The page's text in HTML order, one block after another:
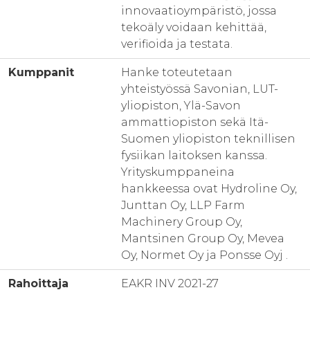
innovaatioympäristö, jossa
tekoäly voidaan kehittää,
verifioida ja testata.
Kumppanit
Hanke toteutetaan
yhteistyössä Savonian, LUT-
yliopiston, Ylä-Savon
ammattiopiston sekä Itä-
Suomen yliopiston teknillisen
fysiikan laitoksen kanssa.
Yrityskumppaneina
hankkeessa ovat Hydroline Oy,
Junttan Oy, LLP Farm
Machinery Group Oy,
Mantsinen Group Oy, Mevea
Oy, Normet Oy ja Ponsse Oyj .
Rahoittaja EAKR INV 2021-27